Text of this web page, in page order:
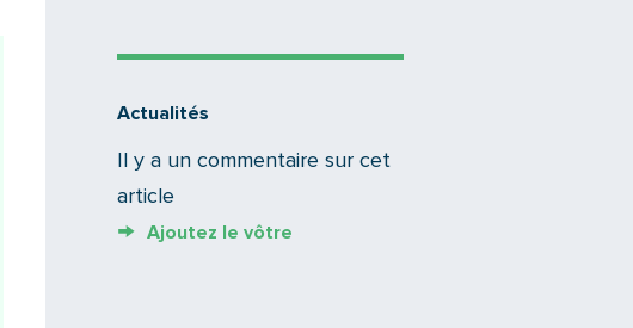
Actualités
Il y a un commentaire sur cet
article
Ajoutez le vôtre